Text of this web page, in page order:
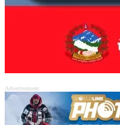
Advertisement